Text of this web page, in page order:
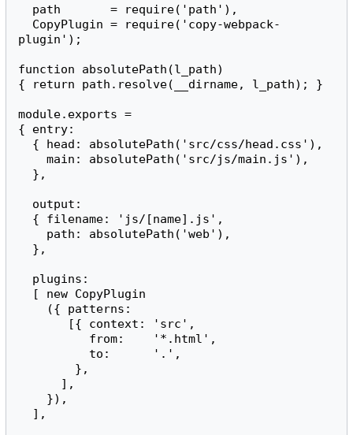
plugin');
function absolutePath(l_path)
{ return path.resolve(__dirname, l_path); }
module.exports =
{ entry:
    main: absolutePath('src/js/main.js'),